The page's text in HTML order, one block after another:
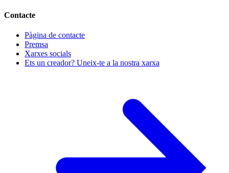
Contacte
Pàgina de contacte
Premsa
Xarxes socials
Ets un creador? Uneix-te a la nostra xarxa